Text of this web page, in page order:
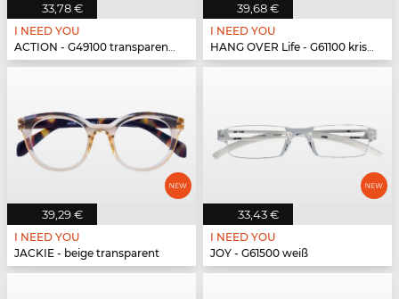
33,78 €
I NEED YOU
ACTION - G49100 transparent matt
39,68 €
I NEED YOU
HANG OVER Life - G61100 kristall
39,29 €
I NEED YOU
JACKIE - beige transparent
33,43 €
I NEED YOU
JOY - G61500 weiß